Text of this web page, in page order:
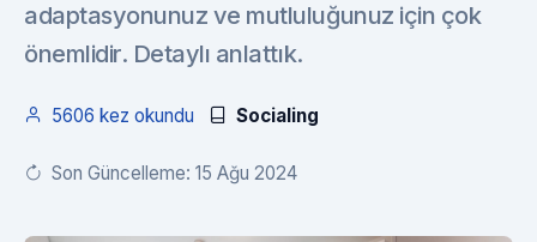
adaptasyonunuz ve mutluluğunuz için çok
önemlidir. Detaylı anlattık.
5606 kez okundu Socialing
Son Güncelleme: 15 Ağu 2024